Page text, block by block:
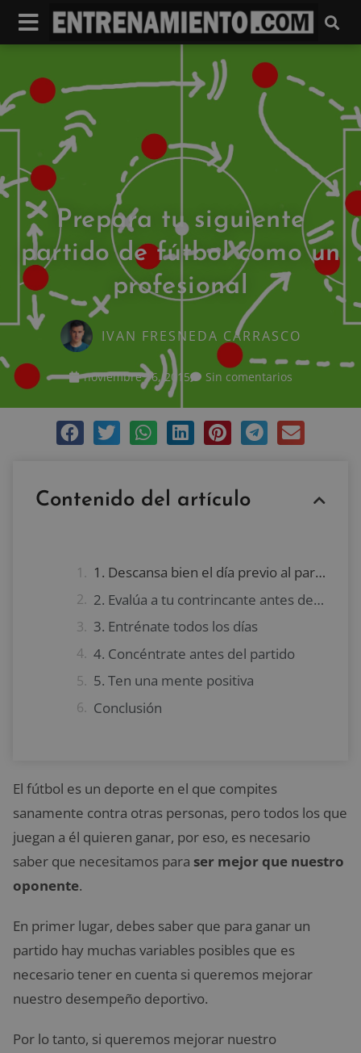
Prepara tu siguiente
partido de fútbol como un
profesional
IVAN FRESNEDA CARRASCO
noviembre 16, 2015 Sin comentarios
Contenido del artículo
1. Descansa bien el día previo al partido
2. Evalúa a tu contrincante antes del partido
3. Entrénate todos los días
4. Concéntrate antes del partido
5. Ten una mente positiva
Conclusión
El fútbol es un deporte en el que compites
sanamente contra otras personas, pero todos los que
juegan a él quieren ganar, por eso, es necesario
saber que necesitamos para ser mejor que nuestro
oponente.
En primer lugar, debes saber que para ganar un
partido hay muchas variables posibles que es
necesario tener en cuenta si queremos mejorar
nuestro desempeño deportivo.
Por lo tanto, si queremos mejorar nuestro